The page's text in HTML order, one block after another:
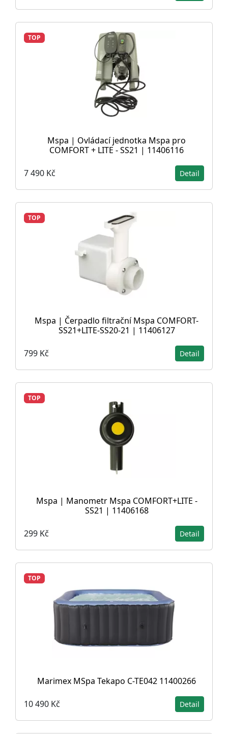
TOP
Mspa | Ovládací jednotka Mspa pro
COMFORT + LITE - SS21 | 11406116
7 490 Kč Detail
TOP
Mspa | Čerpadlo filtrační Mspa COMFORT-
SS21+LITE-SS20-21 | 11406127
799 Kč Detail
TOP
Mspa | Manometr Mspa COMFORT+LITE -
SS21 | 11406168
299 Kč Detail
TOP
Marimex MSpa Tekapo C-TE042 11400266
10 490 Kč Detail